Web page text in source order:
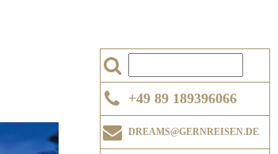
+49 89 189396066
DREAMS@GERNREISEN.DE